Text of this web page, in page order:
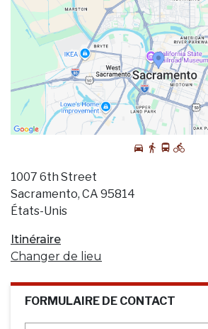
1007 6th Street
Sacramento, CA 95814
États-Unis
Itinéraire
Changer de lieu
FORMULAIRE DE CONTACT